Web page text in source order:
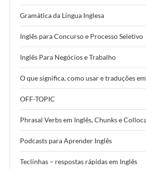
Gramática da Língua Inglesa
Inglês para Concurso e Processo Seletivo
Inglês Para Negócios e Trabalho
O que significa, como usar e traduções
OFF-TOPIC
Phrasal Verbs em Inglês, Chunks e
Podcasts para Aprender Inglês
Teclinhas – respostas rápidas em Inglês